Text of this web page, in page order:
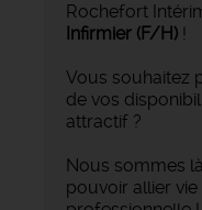
Rochefort
Infirmier (F/H) !
Vous souhaitez
de vos
attractif ?
Nous sommes
pouvoir allier